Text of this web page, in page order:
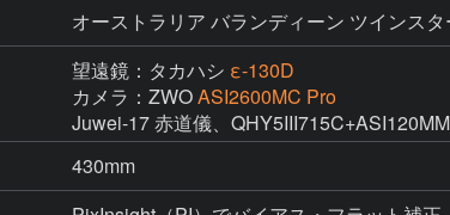
オーストラリア バランディーン ツインス
望遠鏡：タカハシ ε-130D
カメラ：ZWOASI2600MC Pro
Juwei-17 赤道儀、
430mm